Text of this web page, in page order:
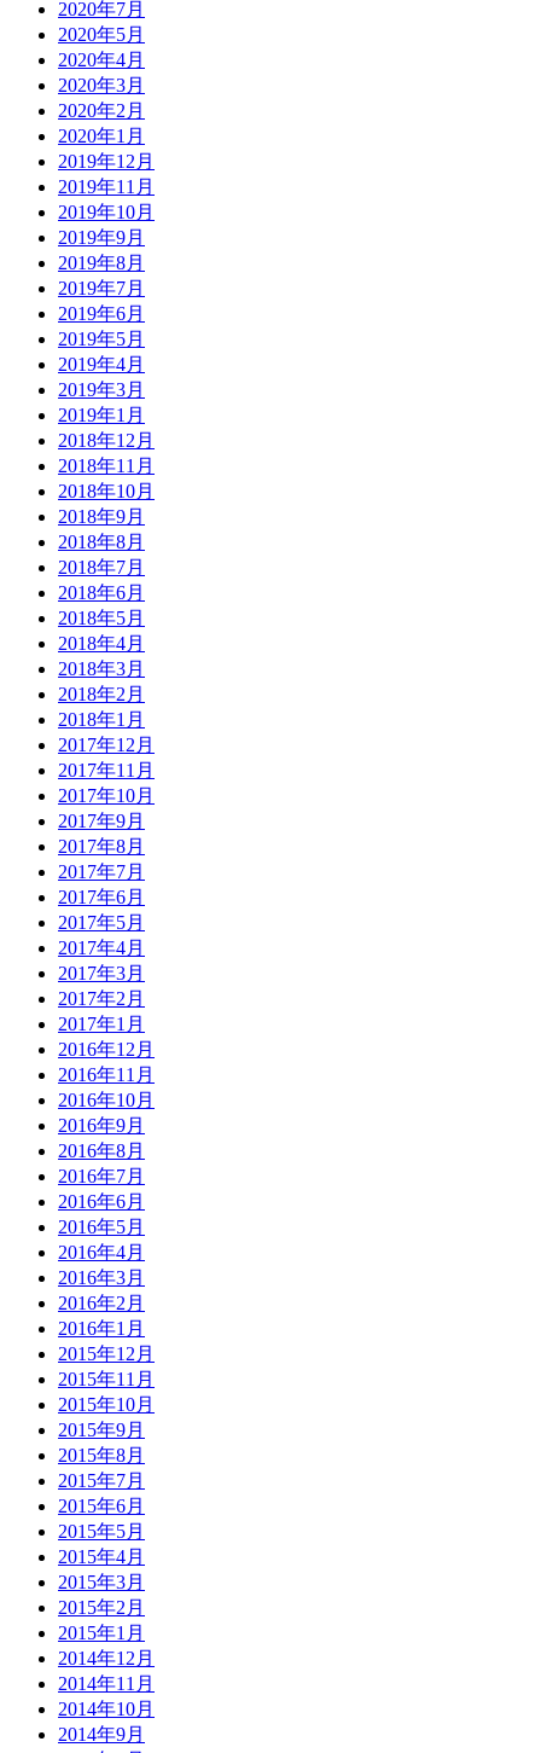
2020年7月
2020年5月
2020年4月
2020年3月
2020年2月
2020年1月
2019年12月
2019年11月
2019年10月
2019年9月
2019年8月
2019年7月
2019年6月
2019年5月
2019年4月
2019年3月
2019年1月
2018年12月
2018年11月
2018年10月
2018年9月
2018年8月
2018年7月
2018年6月
2018年5月
2018年4月
2018年3月
2018年2月
2018年1月
2017年12月
2017年11月
2017年10月
2017年9月
2017年8月
2017年7月
2017年6月
2017年5月
2017年4月
2017年3月
2017年2月
2017年1月
2016年12月
2016年11月
2016年10月
2016年9月
2016年8月
2016年7月
2016年6月
2016年5月
2016年4月
2016年3月
2016年2月
2016年1月
2015年12月
2015年11月
2015年10月
2015年9月
2015年8月
2015年7月
2015年6月
2015年5月
2015年4月
2015年3月
2015年2月
2015年1月
2014年12月
2014年11月
2014年10月
2014年9月